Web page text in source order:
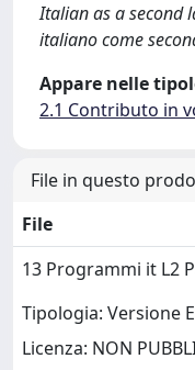
Italian as a second
italiano come
Appare nelle
2.1 Contributo in
File in questo
File
13 Programmi it L2
Tipologia: Versione
Licenza: NON